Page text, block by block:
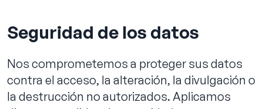
Seguridad de los datos
Nos comprometemos a proteger sus datos
contra el acceso, la alteración, la divulgación o
la destrucción no autorizados. Aplicamos